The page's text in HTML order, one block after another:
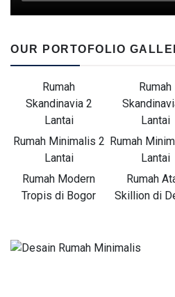
OUR PORTOFOLIO
Rumah
Skandinavia 2
Lantai
Rumah
Lantai
Rumah Minimalis 2
Lantai
Rumah
Lantai
Rumah Modern
Tropis di Bogor
Rumah
Skillion di